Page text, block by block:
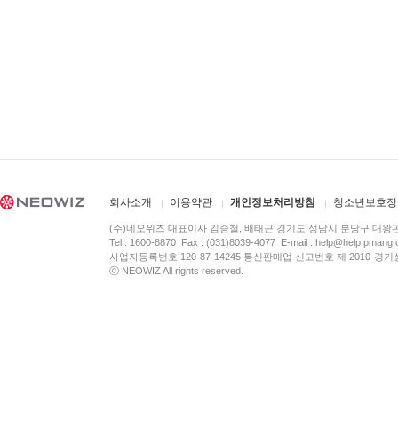
회사소개 이용약관 개인정보처리방침 청소년보호
(주)네오위즈 대표이사 김승철, 배태근 경기도 성남시 분당구 대왕
Tel : 1600-8870 Fax : (031)8039-4077 E-mail :
사업자등록번호 120-87-14245 통신판매업 신고번호 제 2010-경
ⓒ NEOWIZ All rights reserved.